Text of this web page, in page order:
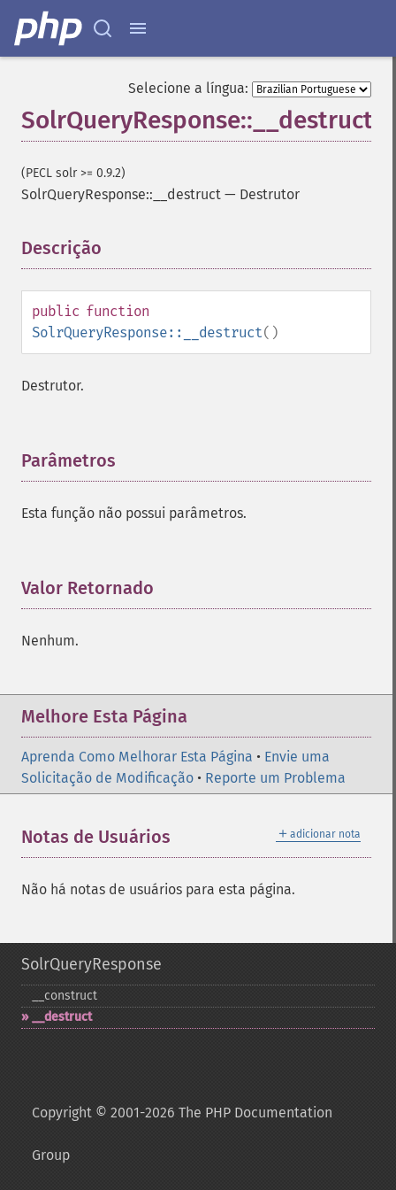
Selecione a língua:
SolrQueryResponse::__destruct
(PECL solr >= 0.9.2)
SolrQueryResponse::__destruct — Destrutor
Descrição
public function
SolrQueryResponse::__destruct()
Destrutor.
Parâmetros
Esta função não possui parâmetros.
Valor Retornado
Nenhum.
Melhore Esta Página
Aprenda Como Melhorar Esta Página • Envie uma
Solicitação de Modificação • Reporte um Problema
＋ adicionar nota
Notas de Usuários
Não há notas de usuários para esta página.
SolrQueryResponse
_​_​construct
_​_​destruct
Copyright © 2001-2026 The PHP Documentation
Group